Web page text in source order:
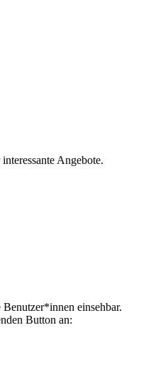
Angebote.
einsehbar.
Button an: